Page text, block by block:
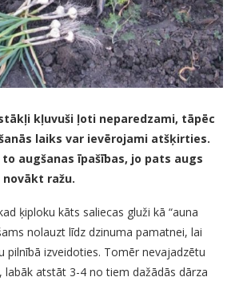
kļuvuši ļoti neparedzami, tāpēc
laiks var ievērojami atšķirties.
augšanas īpašības, jo pats augs
ražu.
ķiploku kāts saliecas gluži kā “auna
nolauzt līdz dzinuma pamatnei, lai
pilnībā izveidoties. Tomēr nevajadzētu
labāk atstāt 3-4 no tiem dažādās dārza